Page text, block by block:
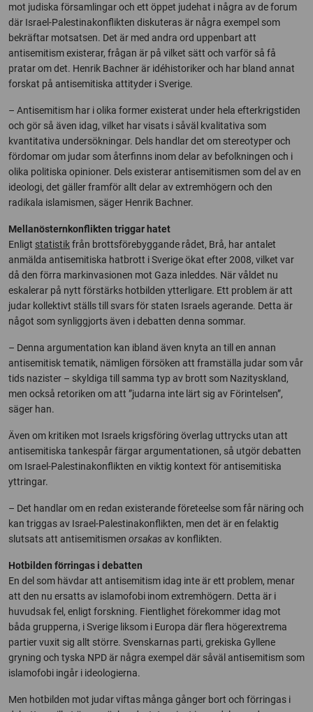
mot judiska församlingar och ett öppet judehat i några av de forum
där Israel-Palestinakonflikten diskuteras är några exempel som
bekräftar motsatsen. Det är med andra ord uppenbart att
antisemitism existerar, frågan är på vilket sätt och varför så få
pratar om det. Henrik Bachner är idéhistoriker och har bland annat
forskat på antisemitiska attityder i Sverige.
– Antisemitism har i olika former existerat under hela efterkrigstiden
och gör så även idag, vilket har visats i såväl kvalitativa som
kvantitativa undersökningar. Dels handlar det om stereotyper och
fördomar om judar som återfinns inom delar av befolkningen och i
olika politiska opinioner. Dels existerar antisemitismen som del av en
ideologi, det gäller framför allt delar av extremhögern och den
radikala islamismen, säger Henrik Bachner.
Mellanösternkonflikten triggar hatet
Enligt statistikfrån brottsförebyggande rådet, Brå, har antalet
anmälda antisemitiska hatbrott i Sverige ökat efter 2008, vilket var
då den förra markinvasionen mot Gaza inleddes. När våldet nu
eskalerar på nytt förstärks hotbilden ytterligare. Ett problem är att
judar kollektivt ställs till svars för staten Israels agerande. Detta är
något som synliggjorts även i debatten denna sommar.
– Denna argumentation kan ibland även knyta an till en annan
antisemitisk tematik, nämligen försöken att framställa judar som vår
tids nazister – skyldiga till samma typ av brott som Nazityskland,
men också retoriken om att ”judarna inte lärt sig av Förintelsen”,
säger han.
Även om kritiken mot Israels krigsföring överlag uttrycks utan att
antisemitiska tankespår färgar argumentationen, så utgör debatten
om Israel-Palestinakonflikten en viktig kontext för antisemitiska
yttringar.
– Det handlar om en redan existerande företeelse som får näring och
kan triggas av Israel-Palestinakonflikten, men det är en felaktig
slutsats att antisemitismen orsakasav konflikten.
Hotbilden förringas i debatten
En del som hävdar att antisemitism idag inte är ett problem, menar
att den nu ersatts av islamofobi inom extremhögern. Detta är i
huvudsak fel, enligt forskning. Fientlighet förekommer idag mot
båda grupperna, i Sverige liksom i Europa där flera högerextrema
partier vuxit sig allt större. Svenskarnas parti, grekiska Gyllene
gryning och tyska NPD är några exempel där såväl antisemitism som
islamofobi ingår i ideologierna.
Men hotbilden mot judar viftas många gånger bort och förringas i